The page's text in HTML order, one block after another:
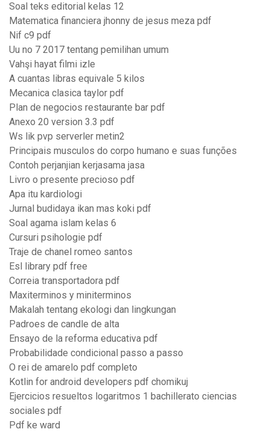
Soal teks editorial kelas 12
Matematica financiera jhonny de jesus meza pdf
Nif c9 pdf
Uu no 7 2017 tentang pemilihan umum
Vahşi hayat filmi izle
A cuantas libras equivale 5 kilos
Mecanica clasica taylor pdf
Plan de negocios restaurante bar pdf
Anexo 20 version 3.3 pdf
Ws lik pvp serverler metin2
Principais musculos do corpo humano e suas funções
Contoh perjanjian kerjasama jasa
Livro o presente precioso pdf
Apa itu kardiologi
Jurnal budidaya ikan mas koki pdf
Soal agama islam kelas 6
Cursuri psihologie pdf
Traje de chanel romeo santos
Esl library pdf free
Correia transportadora pdf
Maxiterminos y miniterminos
Makalah tentang ekologi dan lingkungan
Padroes de candle de alta
Ensayo de la reforma educativa pdf
Probabilidade condicional passo a passo
O rei de amarelo pdf completo
Kotlin for android developers pdf chomikuj
Ejercicios resueltos logaritmos 1 bachillerato ciencias
sociales pdf
Pdf ke ward